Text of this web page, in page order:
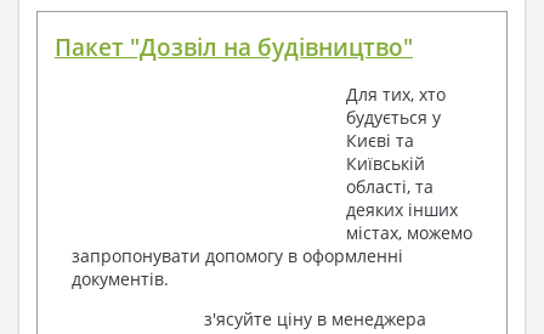
Пакет "Дозвіл на будівництво"
Для тих, хто
будується у
Києві та
Київській
області, та
деяких інших
містах, можемо
запропонувати допомогу в оформленні
документів.
з'ясуйте ціну в менеджера